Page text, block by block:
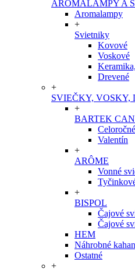
AROMALAMPY A
Aromalampy
+
Svietniky
Kovové
Voskové
Drevené
+
SVIEČKY, VOSKY,
+
BARTEK
Celoročné
Valentín
+
ARÔME
Vonné
+
BISPOL
Čajové
Čajové
HEM
Náhrobné
Ostatné
+